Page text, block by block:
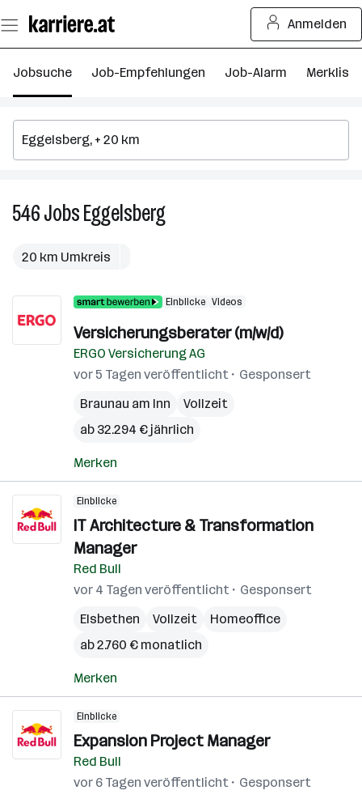
Seiteninhalt
springen
Anmelden
Jobsuche Job-Empfehlungen Job-Alarm Merkliste
546JobsEggelsberg546
Jobs
20 km Umkreis
Einblicke Videos
Versicherungsberater (m/w/d)
ERGO Versicherung AG
vor 5 Tagen veröffentlicht
Gesponsert
Braunau am Inn
Vollzeit
ab 32.294 € jährlich
Merken
Einblicke
IT Architecture & Transformation
Manager
Red Bull
vor 4 Tagen veröffentlicht
Gesponsert
Elsbethen
Vollzeit
Homeoffice
ab 2.760 € monatlich
Merken
Einblicke
Expansion Project Manager
Red Bull
vor 6 Tagen veröffentlicht
Gesponsert